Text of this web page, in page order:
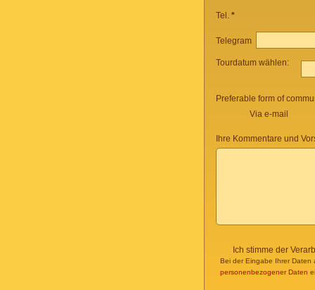
Tel. *
Telegram
Tourdatum wählen:
Preferable form of
Via e-mail
Ihre Kommentare und
Ich stimme der
Bei der Eingabe Ihrer Daten
personenbezogener Daten